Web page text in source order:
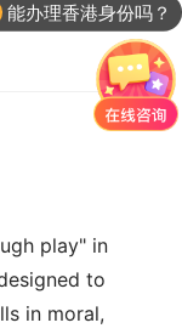
play" in
to
in moral,
能办理香港身份吗？